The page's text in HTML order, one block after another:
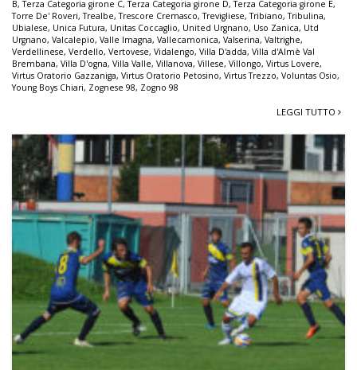
B,Terza Categoria girone C,Terza Categoria girone D,Terza Categoria girone E,
Torre De' Roveri,Trealbe,Trescore Cremasco,Trevigliese,Tribiano,Tribulina,
Ubialese, Unica Futura, Unitas Coccaglio, United Urgnano, Uso Zanica, Utd
Urgnano, Valcalepio, Valle Imagna, Vallecamonica, Valserina, Valtrighe,
Verdellinese, Verdello, Vertovese, Vidalengo, Villa D'adda, Villa d'Almè Val
Brembana, Villa D'ogna, Villa Valle, Villanova, Villese, Villongo, Virtus Lovere,
Virtus Oratorio Gazzaniga, Virtus Oratorio Petosino, Virtus Trezzo, Voluntas Osio,
Young Boys Chiari, Zognese 98, Zogno 98
LEGGI TUTTO